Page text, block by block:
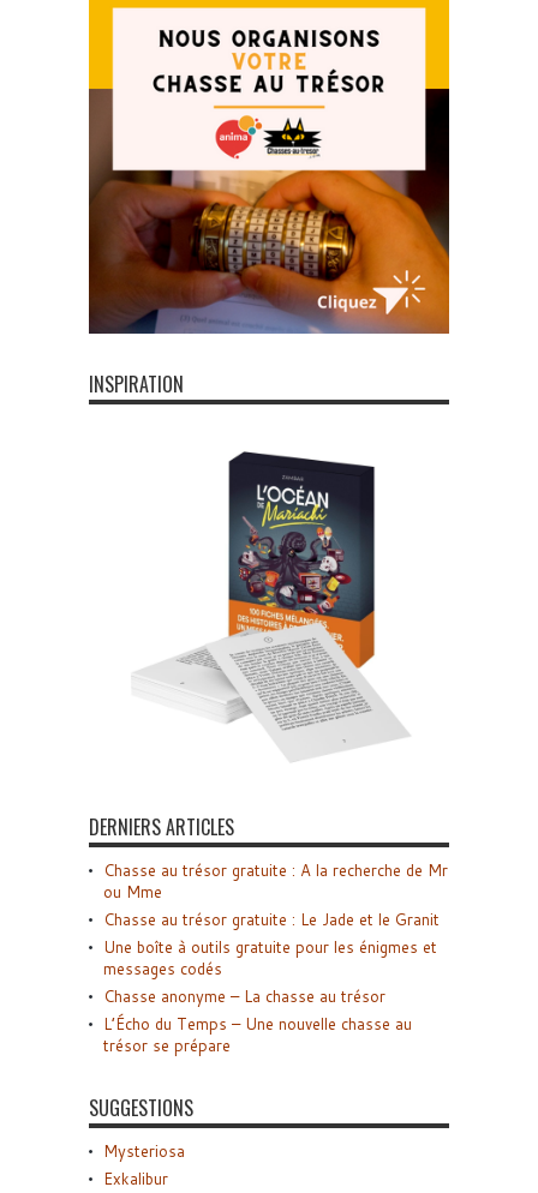
INSPIRATION
DERNIERS ARTICLES
Chasse au trésor gratuite : A la recherche de Mr
ou Mme
Chasse au trésor gratuite : Le Jade et le Granit
Une boîte à outils gratuite pour les énigmes et
messages codés
Chasse anonyme – La chasse au trésor
L’Écho du Temps – Une nouvelle chasse au
trésor se prépare
SUGGESTIONS
Mysteriosa
Exkalibur